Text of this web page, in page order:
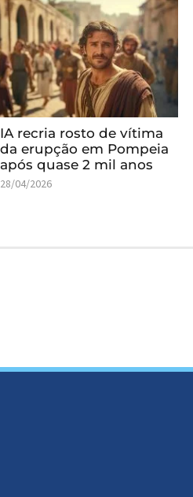
IA recria rosto de vítima
da erupção em Pompeia
após quase 2 mil anos
28/04/2026